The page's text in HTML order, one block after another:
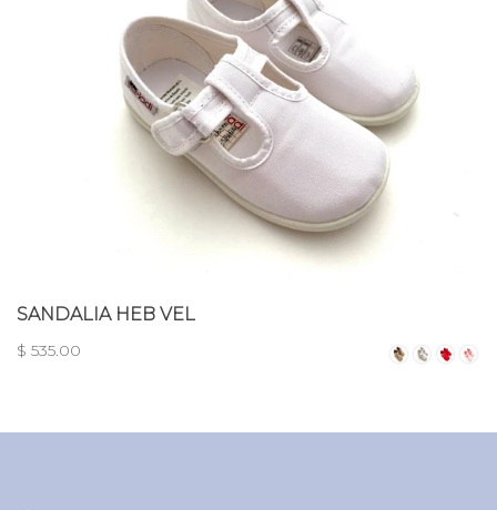
SANDALIA HEB VEL
$ 535.00